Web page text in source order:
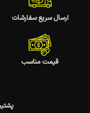
ارسال سریع سفارشات
قیمت مناسب